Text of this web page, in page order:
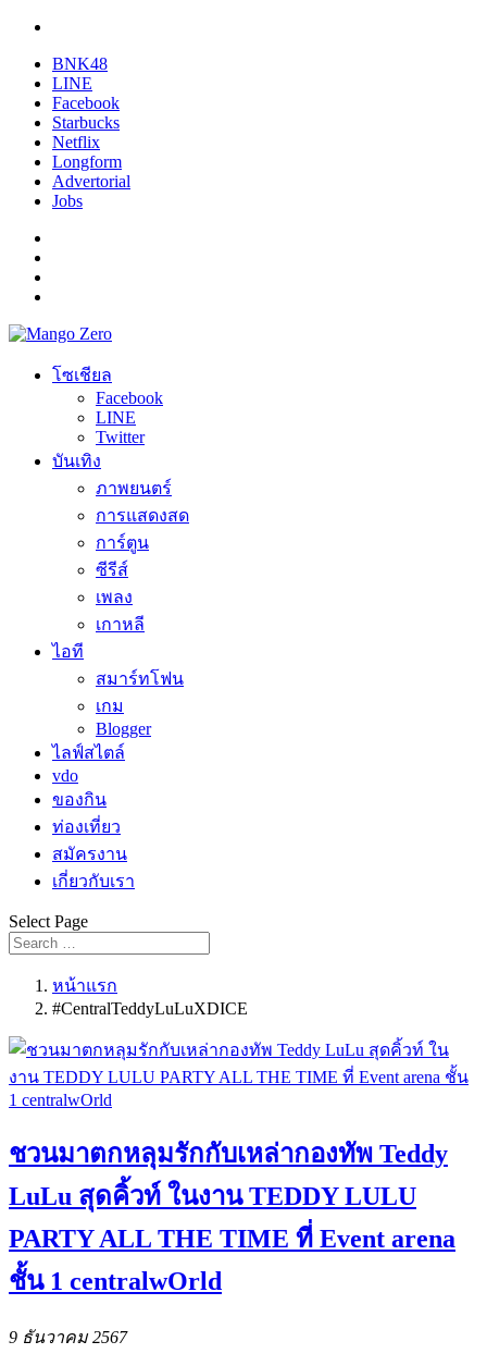
BNK48
LINE
Facebook
Starbucks
Netflix
Longform
Advertorial
Jobs
โซเชียล
Facebook
LINE
Twitter
บันเทิง
ภาพยนตร์
การแสดงสด
การ์ตูน
ซีรีส์
เพลง
เกาหลี
ไอที
สมาร์ทโฟน
เกม
Blogger
ไลฟ์สไตล์
vdo
ของกิน
ท่องเที่ยว
สมัครงาน
เกี่ยวกับเรา
Select Page
หน้าแรก
#CentralTeddyLuLuXDICE
ชวนมาตกหลุมรักกับเหล่ากองทัพ Teddy
LuLu สุดคิ้วท์ ในงาน TEDDY LULU
PARTY ALL THE TIME ที่ Event arena
ชั้น 1 centralwOrld
9 ธันวาคม 2567